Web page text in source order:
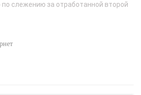
слежению за отработанной второй